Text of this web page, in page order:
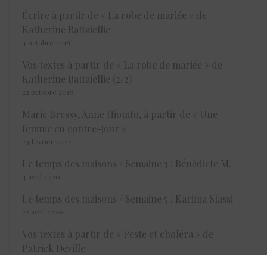
Écrire à partir de « La robe de mariée » de
Katherine Battaiellie
4 octobre 2018
Vos textes à partir de « La robe de mariée » de
Katherine Battaiellie (2/2)
22 octobre 2018
Marie Bressy, Anne Hiomto, à partir de « Une
femme en contre-jour »
24 février 2022
Le temps des maisons / Semaine 3 : Bénédicte M.
4 avril 2020
Le temps des maisons / Semaine 5 : Karima Slassi
22 avril 2020
Vos textes à partir de « Peste et choléra » de
Patrick Deville